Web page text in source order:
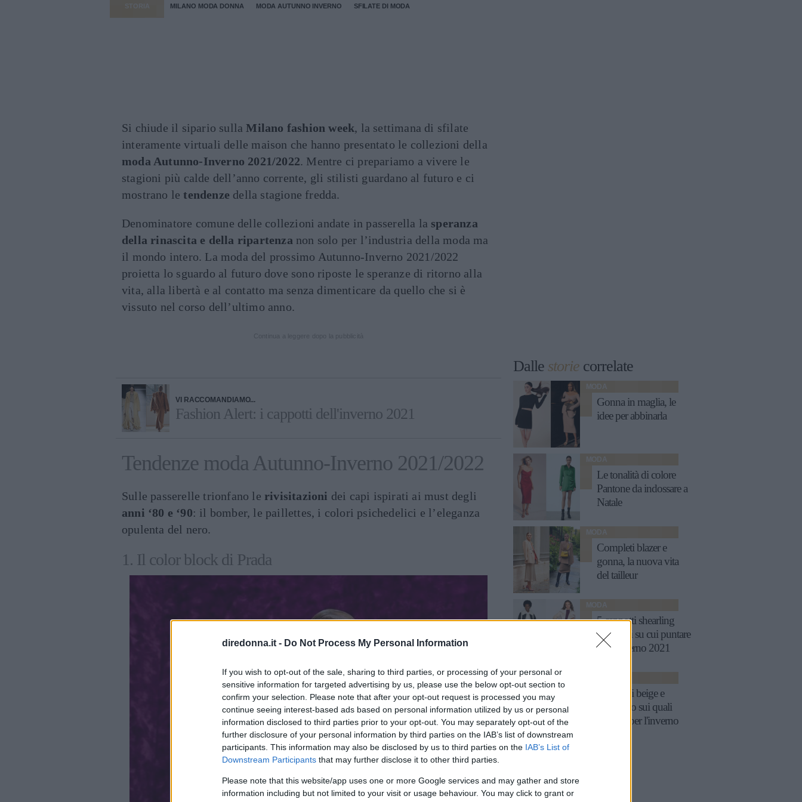
diredonna.it - Do Not Process My Personal Information
If you wish to opt-out of the sale, sharing to third parties, or processing of your personal or
sensitive information for targeted advertising by us, please use the below opt-out section to
confirm your selection. Please note that after your opt-out request is processed you may
continue seeing interest-based ads based on personal information utilized by us or personal
information disclosed to third parties prior to your opt-out. You may separately opt-out of the
further disclosure of your personal information by third parties on the IAB’s list of downstream
participants. This information may also be disclosed by us to third parties on the IAB’s List of
Downstream Participants that may further disclose it to other third parties.
Please note that this website/app uses one or more Google services and may gather and store
information including but not limited to your visit or usage behaviour. You may click to grant or
STORIA MILANO MODA DONNA MODA AUTUNNO INVERNO SFILATE DI MODA
Si chiude il sipario sullaMilano fashion week, la settimana di sfilate
interamente virtuali delle maison che hanno presentato le collezioni della
moda Autunno-Inverno 2021/2022. Mentre ci prepariamo a vivere le
stagioni più calde dell’anno corrente, gli stilisti guardano al futuro e ci
mostrano letendenze della stagione fredda.
Denominatore comune delle collezioni andate in passerella la speranza
della rinascita e della ripartenza non solo per l’industria della moda ma
il mondo intero. La moda del prossimo Autunno-Inverno 2021/2022
proietta lo sguardo al futuro dove sono riposte le speranze di ritorno alla
vita, alla libertà e al contatto ma senza dimenticare da quello che si è
vissuto nel corso dell’ultimo anno.
VI RACCOMANDIAMO...
Fashion Alert: i cappotti dell'inverno 2021
Tendenze moda Autunno-Inverno 2021/2022
Sulle passerelle trionfano le rivisitazioni dei capi ispirati ai must degli
anni ‘80 e ‘90: il bomber, le paillettes, i colori psichedelici e l’eleganza
opulenta del nero.
1. Il color block di Prada
Dalle storie correlate
MODA
Gonna in maglia, le
idee per abbinarla
MODA
Le tonalità di colore
Pantone da indossare a
Natale
MODA
Completi blazer e
gonna, la nuova vita
del tailleur
MODA
5 cappotti shearling
ecologici su cui puntare
per l'inverno 2021
I cappotti beige e
cammello sui quali
puntare per l'inverno